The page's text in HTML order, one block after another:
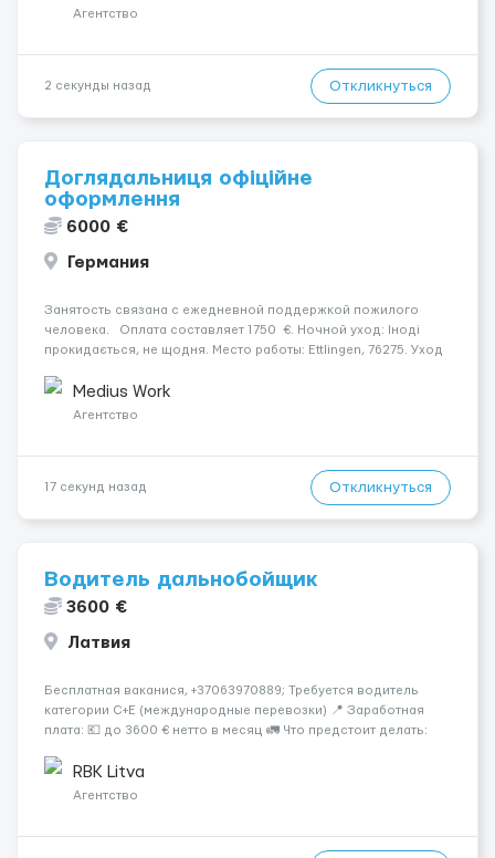
Агентство
2 секунды назад Откликнуться
Доглядальниця офіційне
оформлення
6000 €
Германия
Занятость связана с ежедневной поддержкой пожилого
человека. Оплата составляет 1750 €. Ночной уход: Іноді
прокидається, не щодня. Место работы: Ettlingen, 76275. Уход
ясному розумі. Мобильность пациента: Мобільний на візк...
Medius Work
Агентство
17 секунд назад Откликнуться
Водитель дальнобойщик
3600 €
Латвия
Бесплатная ваканися, +37063970889; Требуется водитель
категории C+E (международные перевозки) 📍 Заработная
плата: 💶 до 3600 € нетто в месяц 🚛 Что предстоит делать:
среднем 400–500 км в день. Погр...
RBK Litva
Агентство